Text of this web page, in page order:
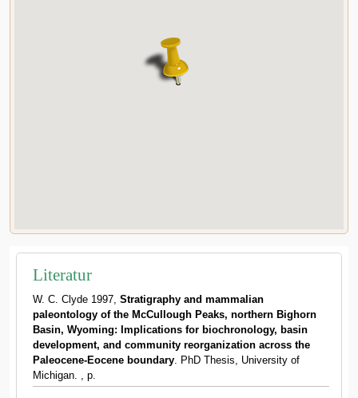
Literatur
W. C. Clyde 1997, Stratigraphy and mammalian
paleontology of the McCullough Peaks, northern Bighorn
Basin, Wyoming: Implications for biochronology, basin
development, and community reorganization across the
Paleocene-Eocene boundary. PhD Thesis, University of
Michigan. , p.